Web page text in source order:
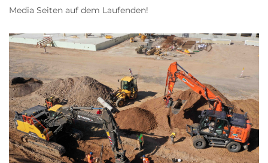
Media Seiten auf dem Laufenden!